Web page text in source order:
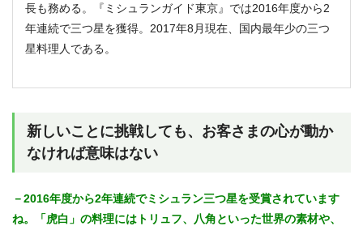
長も務める。『ミシュランガイド東京』では2016年度から2
年連続で三つ星を獲得。2017年8月現在、国内最年少の三つ
星料理人である。
新しいことに挑戦しても、お客さまの心が動か
なければ意味はない
－2016年度から2年連続でミシュラン三つ星を受賞されています
ね。「虎白」の料理にはトリュフ、八角といった世界の素材や、